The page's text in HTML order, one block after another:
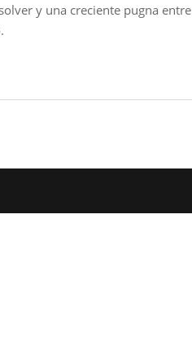
y una creciente pugna entre